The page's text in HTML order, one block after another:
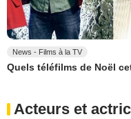
News - Films à la TV
Quels téléfilms de Noël
Acteurs et